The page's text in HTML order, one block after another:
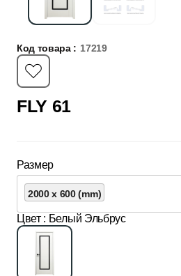
Код товара : 17219
FLY 61
Размер
2000 x 600 (mm)
Цвет : Белый Эльбрус